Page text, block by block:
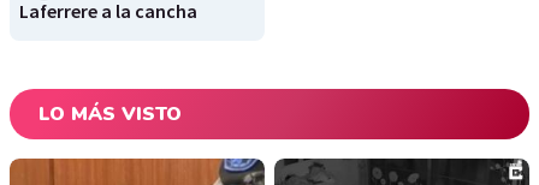
Laferrere a la cancha
LO MÁS VISTO